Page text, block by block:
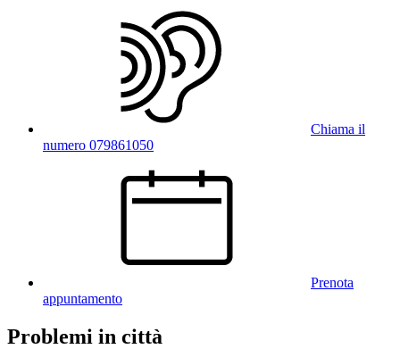
Chiama il
numero 079861050
Prenota
appuntamento
Problemi in città